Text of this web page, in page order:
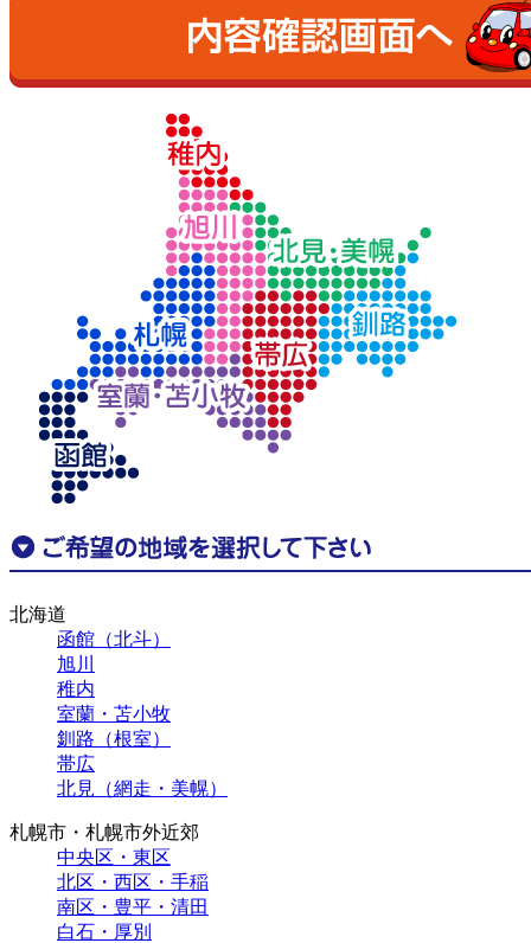
北海道
函館（北斗）
旭川
稚内
室蘭・苫小牧
釧路（根室）
帯広
北見（網走・美幌）
札幌市・札幌市外近郊
中央区・東区
北区・西区・手稲
南区・豊平・清田
白石・厚別